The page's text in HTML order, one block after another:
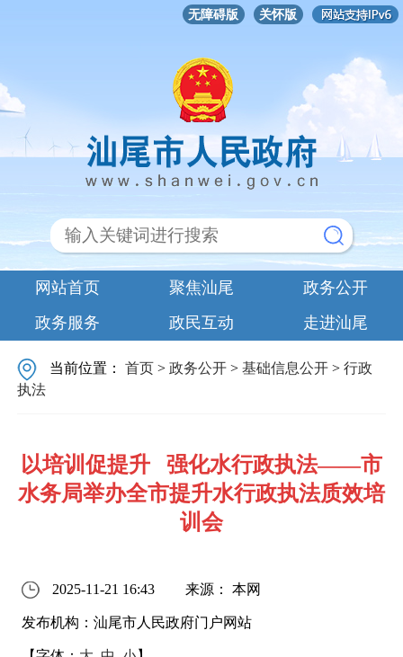
无障碍版 关怀版
网站首页 聚焦汕尾
政务公开
政务服务
政民互动 走进汕尾
当前位置：首页 >政务公开 >基础信息公开 >行政
执法
以培训促提升 强化水行政执法——市
水务局举办全市提升水行政执法质效培
训会
2025-11-21 16:43 来源： 本网
发布机构：汕尾市人民政府门户网站